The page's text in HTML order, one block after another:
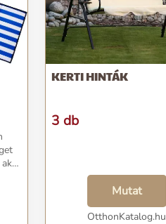
KERTI HINTÁK
3 db
Mutat
OtthonKatalog.hu